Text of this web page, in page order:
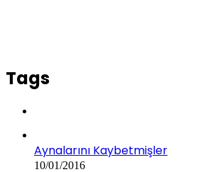
Tags
Aynalarını Kaybetmişler
10/01/2016